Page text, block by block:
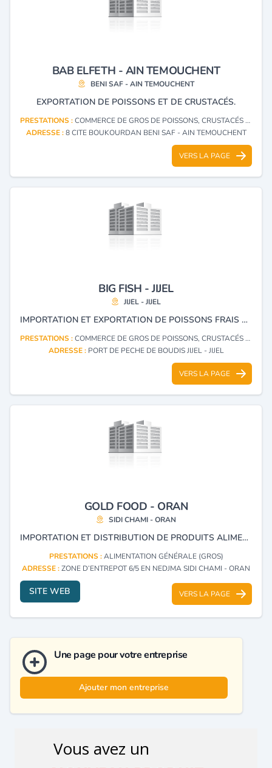
BAB ELFETH - AIN TEMOUCHENT
BENI SAF - AIN TEMOUCHENT
EXPORTATION DE POISSONS ET DE CRUSTACÉS.
PRESTATIONS :COMMERCE DE GROS DE POISSONS, CRUSTACÉS ET COQUILLAGES
ADRESSE :8 CITE BOUKOURDAN BENI SAF - AIN TEMOUCHENT
VERS LA PAGE
BIG FISH - JIJEL
JIJEL - JIJEL
IMPORTATION ET EXPORTATION DE POISSONS FRAIS ET SURGELÉS.
PRESTATIONS :COMMERCE DE GROS DE POISSONS, CRUSTACÉS ET COQUILLAGES
ADRESSE : PORT DE PECHE DE BOUDIS JIJEL - JIJEL
VERS LA PAGE
GOLD FOOD - ORAN
SIDI CHAMI - ORAN
IMPORTATION ET DISTRIBUTION DE PRODUITS ALIMENTAIRES THON, MAYONNAISE, PÂTES, VOLAILLES ET MIEL.......
PRESTATIONS :ALIMENTATION GÉNÉRALE (GROS)
ADRESSE :ZONE D’ENTREPOT 6/5 EN NEDJMA SIDI CHAMI - ORAN
SITE WEB VERS LA PAGE
Une page pour votre entreprise
Ajouter mon entreprise